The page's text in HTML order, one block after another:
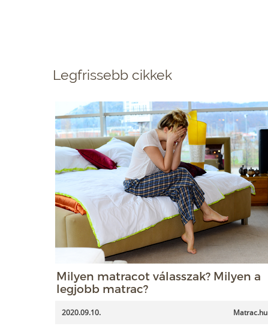
Legfrissebb cikkek
Milyen matracot válasszak? Milyen a
legjobb matrac?
2020.09.10. Matrac.hu